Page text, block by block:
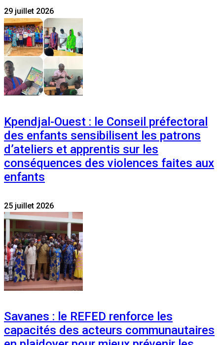
29 juillet 2026
Kpendjal-Ouest : le Conseil préfectoral
des enfants sensibilisent les patrons
d’ateliers et apprentis sur les
conséquences des violences faites aux
enfants
25 juillet 2026
Savanes : le REFED renforce les
capacités des acteurs communautaires